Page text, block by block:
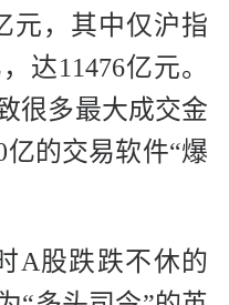
元，其中仅沪指
达11476亿元。
很多最大成交金
亿的交易软件“爆
A股跌跌不休的